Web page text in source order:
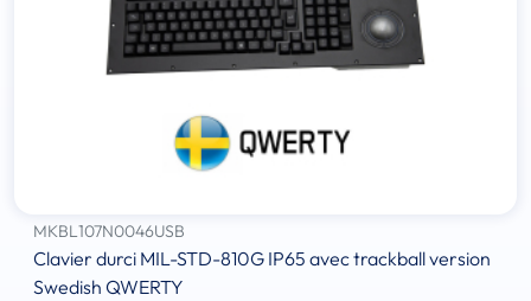
MKBL107N0046USB
Clavier durci MIL-STD-810G IP65 avec trackball version
Swedish QWERTY